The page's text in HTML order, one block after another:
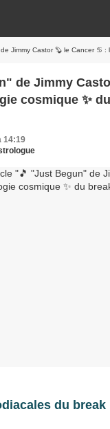
Castor 🦫 le Cancer ♋ : la
de Jimmy
cosmique ✨
14:19
du break